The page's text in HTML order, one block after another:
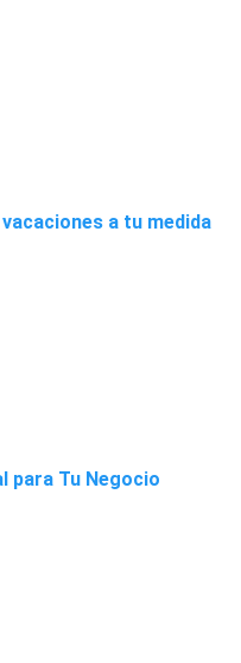
a tu medida
para Tu Negocio